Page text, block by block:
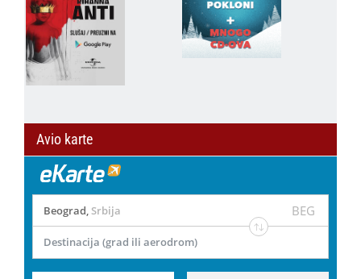
Avio karte
Beograd, Srbija BEG
Destinacija (grad ili aerodrom)